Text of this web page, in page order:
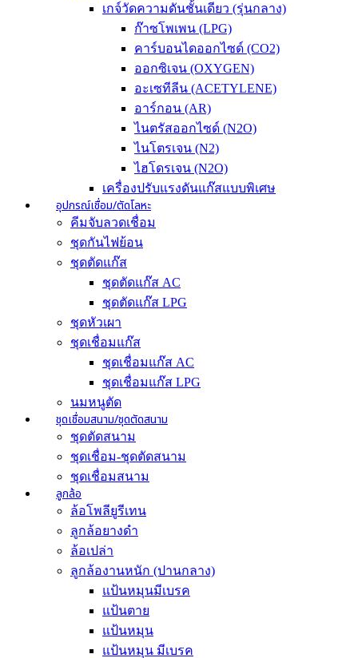
เกจ์วัดความดันชั้นเดียว (รุ่นกลาง)
ก๊าซโพเพน (LPG)
คาร์บอนไดออกไซด์ (CO2)
ออกซิเจน (OXYGEN)
อะเซทีลีน (ACETYLENE)
อาร์กอน (AR)
ไนตรัสออกไซด์ (N2O)
ไนโตรเจน (N2)
ไฮโดรเจน (N2O)
เครื่องปรับแรงดันแก๊สแบบพิเศษ
อุปกรณ์เชื่อม/ตัดโลหะ
คีมจับลวดเชื่อม
ชุดกันไฟย้อน
ชุดตัดแก๊ส
ชุดตัดแก๊ส AC
ชุดตัดแก๊ส LPG
ชุดหัวเผา
ชุดเชื่อมแก๊ส
ชุดเชื่อมแก๊ส AC
ชุดเชื่อมแก๊ส LPG
นมหนูตัด
ชุดเชื่อมสนาม/ชุดตัดสนาม
ชุดตัดสนาม
ชุดเชื่อม-ชุดตัดสนาม
ชุดเชื่อมสนาม
ลูกล้อ
ล้อโพลียูรีเทน
ลูกล้อยางดำ
ล้อเปล่า
ลูกล้องานหนัก (ปานกลาง)
แป้นหมุนมีเบรค
แป้นตาย
แป้นหมุน
แป้นหมุน มีเบรค